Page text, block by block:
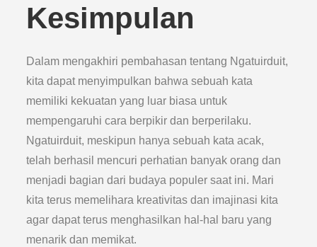
Kesimpulan
Dalam mengakhiri pembahasan tentang Ngatuirduit,
kita dapat menyimpulkan bahwa sebuah kata
memiliki kekuatan yang luar biasa untuk
mempengaruhi cara berpikir dan berperilaku.
Ngatuirduit, meskipun hanya sebuah kata acak,
telah berhasil mencuri perhatian banyak orang dan
menjadi bagian dari budaya populer saat ini. Mari
kita terus memelihara kreativitas dan imajinasi kita
agar dapat terus menghasilkan hal-hal baru yang
menarik dan memikat.